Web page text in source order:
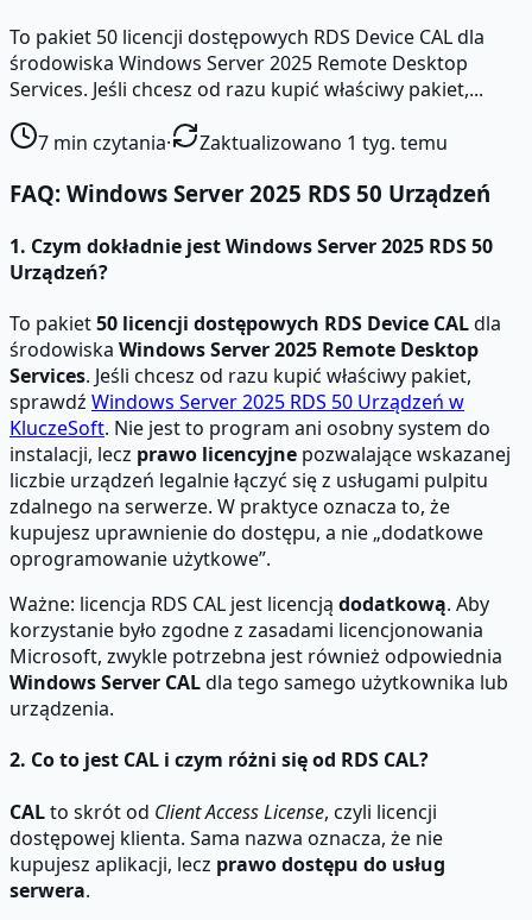
To pakiet 50 licencji dostępowych RDS Device CAL dla
środowiska Windows Server 2025 Remote Desktop
Services. Jeśli chcesz od razu kupić właściwy pakiet,...
7 min czytania· Zaktualizowano 1 tyg. temu
FAQ: Windows Server 2025 RDS 50 Urządzeń
1. Czym dokładnie jest Windows Server 2025 RDS 50
Urządzeń?
To pakiet50 licencji dostępowych RDS Device CALdla
środowiska Windows Server 2025 Remote Desktop
Services. Jeśli chcesz od razu kupić właściwy pakiet,
sprawdź Windows Server 2025 RDS 50 Urządzeń w
KluczeSoft. Nie jest to program ani osobny system do
instalacji, lecz prawo licencyjne pozwalające wskazanej
liczbie urządzeń legalnie łączyć się z usługami pulpitu
zdalnego na serwerze. W praktyce oznacza to, że
kupujesz uprawnienie do dostępu, a nie „dodatkowe
oprogramowanie użytkowe”.
Ważne: licencja RDS CAL jest licencją dodatkową. Aby
korzystanie było zgodne z zasadami licencjonowania
Microsoft, zwykle potrzebna jest również odpowiednia
Windows Server CALdla tego samego użytkownika lub
urządzenia.
2. Co to jest CAL i czym różni się od RDS CAL?
CALto skrót od Client Access License, czyli licencji
dostępowej klienta. Sama nazwa oznacza, że nie
kupujesz aplikacji, lecz prawo dostępu do usług
serwera.